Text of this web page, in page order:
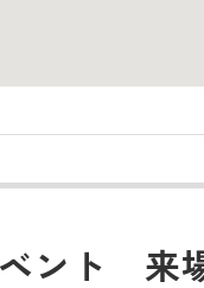
ベント 来